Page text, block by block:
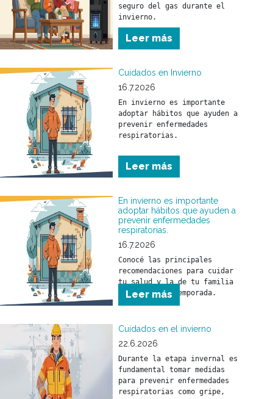
seguro del gas durante el
invierno.
Leer más
Cuidados en Invierno
16.7.2026
En invierno es importante
adoptar hábitos que ayuden a
prevenir enfermedades
respiratorias.
Conocé las principales
recomendaciones para cuidar
tu salud y la de tu familia
Leer más
En invierno es importante
adoptar hábitos que ayuden a
prevenir enfermedades
respiratorias.
16.7.2026
Conocé las principales
recomendaciones para cuidar
tu salud y la de tu familia
Leer más
Cuidados en el invierno
22.6.2026
Durante la etapa invernal es
fundamental tomar medidas
para prevenir enfermedades
respiratorias como gripe,